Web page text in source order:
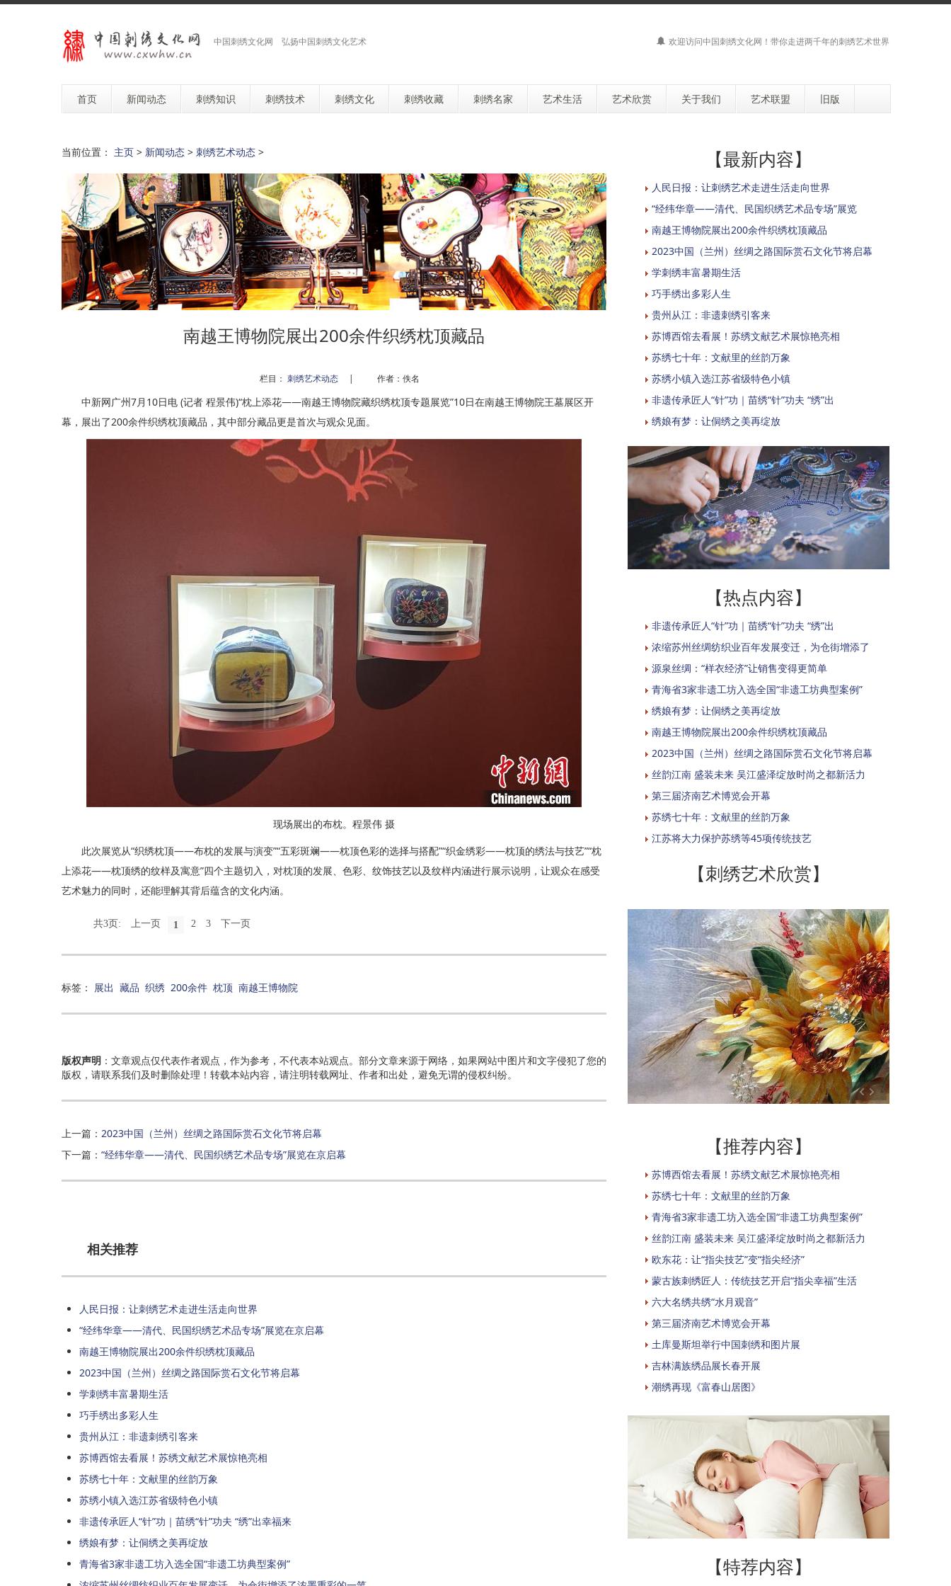
中国刺绣文化网 弘扬中国刺绣文化艺术 欢迎访问中国刺绣文化网 ！带你走进两千年的刺绣艺术世界
首页 新闻动态 刺绣知识 刺绣技术 刺绣文化 刺绣收藏 刺绣名家 艺术生活 艺术欣赏 关于我们 艺术联盟 旧版
当前位置： 主页 > 新闻动态 > 刺绣艺术动态 >
南越王博物院展出200余件织绣枕顶藏品
栏目： 刺绣艺术动态| 作者：佚名
中新网广州7月10日电 (记者 程景伟)“枕上添花——南越王博物院藏织绣枕顶专题展览”10日在南越王博物院王墓展区开
幕，展出了200余件织绣枕顶藏品，其中部分藏品更是首次与观众见面。
现场展出的布枕。程景伟 摄
此次展览从“织绣枕顶——布枕的发展与演变”“五彩斑斓——枕顶色彩的选择与搭配”“织金绣彩——枕顶的绣法与技艺”“枕
上添花——枕顶绣的纹样及寓意”四个主题切入，对枕顶的发展、色彩、纹饰技艺以及纹样内涵进行展示说明，让观众在感受
艺术魅力的同时，还能理解其背后蕴含的文化内涵。
共3页: 上一页 1 2 3 下一页
标签： 展出 藏品 织绣 200余件 枕顶 南越王博物院
版权声明 ：文章观点仅代表作者观点，作为参考，不代表本站观点。部分文章来源于网络，如果网站中图片和文字侵犯了您的
版权，请联系我们及时删除处理！转载本站内容，请注明转载网址、作者和出处，避免无谓的侵权纠纷。
上一篇： 2023中国（兰州）丝绸之路国际赏石文化节将启幕
下一篇： “经纬华章——清代、民国织绣艺术品专场”展览在京启幕
相关推荐
人民日报：让刺绣艺术走进生活走向世界
“经纬华章——清代、民国织绣艺术品专场”展览在京启幕
南越王博物院展出200余件织绣枕顶藏品
2023中国（兰州）丝绸之路国际赏石文化节将启幕
学刺绣丰富暑期生活
巧手绣出多彩人生
贵州从江：非遗刺绣引客来
苏博西馆去看展！苏绣文献艺术展惊艳亮相
苏绣七十年：文献里的丝韵万象
苏绣小镇入选江苏省级特色小镇
非遗传承匠人“针”功｜苗绣“针”功夫 “绣”出幸福来
绣娘有梦：让侗绣之美再绽放
青海省3家非遗工坊入选全国“非遗工坊典型案例”
【最新内容】
人民日报：让刺绣艺术走进生活走向世界
“经纬华章——清代、民国织绣艺术品专场”展览
南越王博物院展出200余件织绣枕顶藏品
2023中国（兰州）丝绸之路国际赏石文化节将启幕
学刺绣丰富暑期生活
巧手绣出多彩人生
贵州从江：非遗刺绣引客来
苏博西馆去看展！苏绣文献艺术展惊艳亮相
苏绣七十年：文献里的丝韵万象
苏绣小镇入选江苏省级特色小镇
非遗传承匠人“针”功｜苗绣“针”功夫 “绣”出
绣娘有梦：让侗绣之美再绽放
【热点内容】
非遗传承匠人“针”功｜苗绣“针”功夫 “绣”出
浓缩苏州丝绸纺织业百年发展变迁，为仓街增添了
源泉丝绸：“样衣经济”让销售变得更简单
青海省3家非遗工坊入选全国“非遗工坊典型案例”
绣娘有梦：让侗绣之美再绽放
南越王博物院展出200余件织绣枕顶藏品
2023中国（兰州）丝绸之路国际赏石文化节将启幕
丝韵江南 盛装未来 吴江盛泽绽放时尚之都新活力
第三届济南艺术博览会开幕
苏绣七十年：文献里的丝韵万象
江苏将大力保护苏绣等45项传统技艺
【刺绣艺术欣赏】
【推荐内容】
苏博西馆去看展！苏绣文献艺术展惊艳亮相
苏绣七十年：文献里的丝韵万象
青海省3家非遗工坊入选全国“非遗工坊典型案例”
丝韵江南 盛装未来 吴江盛泽绽放时尚之都新活力
欧东花：让“指尖技艺”变“指尖经济”
蒙古族刺绣匠人：传统技艺开启“指尖幸福”生活
六大名绣共绣“水月观音”
第三届济南艺术博览会开幕
土库曼斯坦举行中国刺绣和图片展
吉林满族绣品展长春开展
潮绣再现《富春山居图》
【特荐内容】